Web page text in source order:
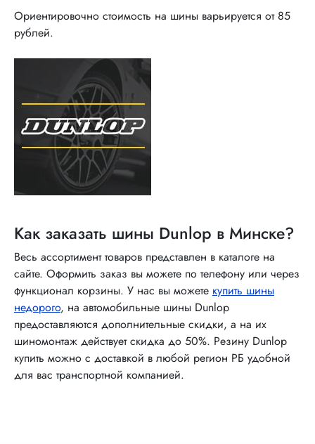
Ориентировочно стоимость на шины варьируется от 85
рублей.
Как заказать шины Dunlop в Минске?
Весь ассортимент товаров представлен в каталоге на
сайте. Оформить заказ вы можете по телефону или через
функционал корзины. У нас вы можете купить шины
недорого, на автомобильные шины Dunlop
предоставляются дополнительные скидки, а на их
шиномонтаж действует скидка до 50%. Резину Dunlop
купить можно с доставкой в любой регион РБ удобной
для вас транспортной компанией.